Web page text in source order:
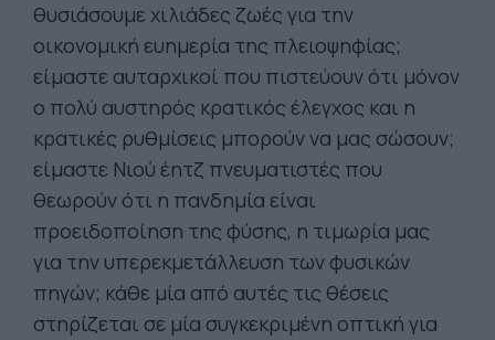
θυσιάσουμε χιλιάδες ζωές για την
οικονομική ευημερία της πλειοψηφίας;
είμαστε αυταρχικοί που πιστεύουν ότι μόνον
ο πολύ αυστηρός κρατικός έλεγχος και η
κρατικές ρυθμίσεις μπορούν να μας σώσουν;
είμαστε Νιού έητζ πνευματιστές που
θεωρούν ότι η πανδημία είναι
προειδοποίηση της φύσης, η τιμωρία μας
για την υπερεκμετάλλευση των φυσικών
πηγών; κάθε μία από αυτές τις θέσεις
στηρίζεται σε μία συγκεκριμένη οπτική για